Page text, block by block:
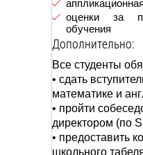
оценки за
обучения
Дополнительно:
Все студенты
• сдать
математике и
• пройти
директором (по
• предоставить
школьного